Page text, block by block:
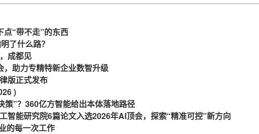
“带不走”的东西
了什么路？
成都见
助力专精特新企业数智升级
版正式发布
)
”？360亿方智能给出本体落地路径
智能研究院6篇论文入选2026年AI顶会，探索“精准可控”新方向
的每一次工作